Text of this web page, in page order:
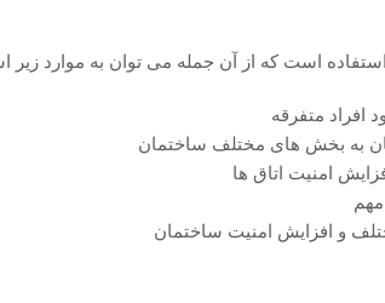
است که از آن جمله می توان به موارد زیر
افراد متفرقه
به بخش ‌های مختلف ساختمان
امنیت اتاق ‌ها
و افزایش امنیت ساختمان